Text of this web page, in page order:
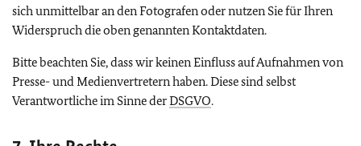
sich unmittelbar an den Fotografen oder nutzen Sie für Ihren
Widerspruch die oben genannten Kontaktdaten.
Bitte beachten Sie, dass wir keinen Einfluss auf Aufnahmen von
Presse- und Medienvertretern haben. Diese sind selbst
Verantwortliche im Sinne derDSGVO.